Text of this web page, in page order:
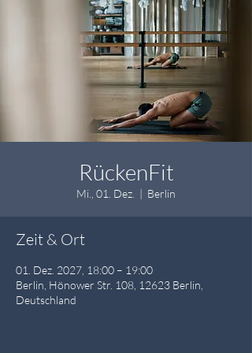
RückenFit
Mi., 01. Dez.
  |
Berlin
Zeit & Ort
01. Dez. 2027, 18:00 – 19:00
Berlin, Hönower Str. 108, 12623 Berlin,
Deutschland